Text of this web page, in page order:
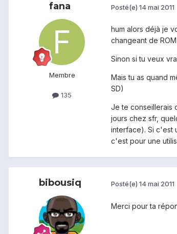
fana
Membre
135
Posté(e) 14 mai 2011
hum alors déjà je
changeant de
Sinon si tu veux
Mais tu as quand
SD)
Je te conseillerais
jours chez sfr,
interface). Si c'est
c'est pour une
bibousiq Posté(e) 14 mai 2011
Merci pour ta